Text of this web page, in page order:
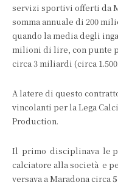
servizi sportivi offerti da
somma annuale di 200
quando la media degli
milioni di lire, con punte
circa 3 miliardi (circa
A latere di questo
vincolanti per la Lega
Production.
Il primo disciplinava le
calciatore alla società e
versava a Maradona circa